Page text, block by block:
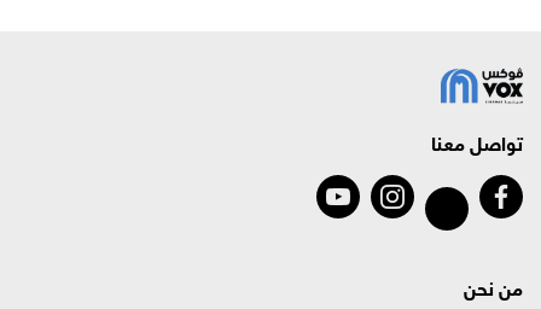
تواصل معنا
من نحن